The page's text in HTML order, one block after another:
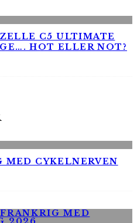
C5 ULTIMATE
HOT ELLER NOT?
CYKELNERVEN